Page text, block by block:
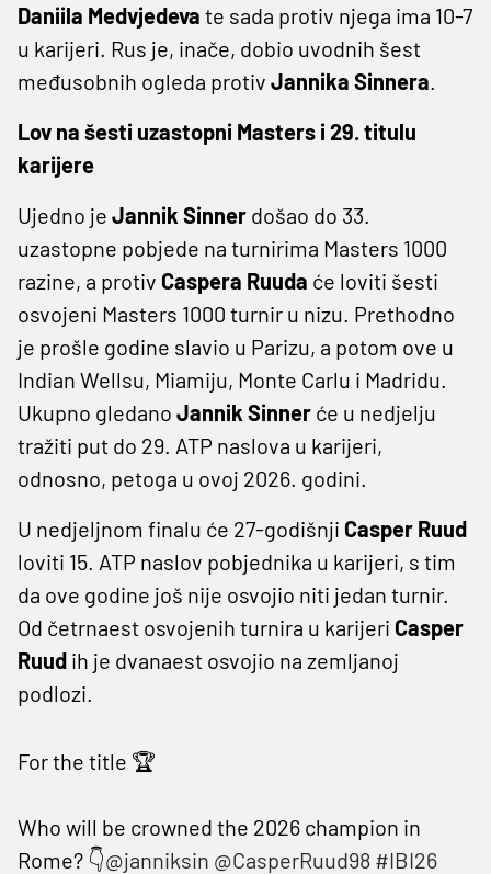
Daniila Medvjedeva te sada protiv njega ima 10-7
u karijeri. Rus je, inače, dobio uvodnih šest
međusobnih ogleda protiv Jannika Sinnera.
Lov na šesti uzastopni Masters i 29. titulu
karijere
Ujedno je Jannik Sinner došao do 33.
uzastopne pobjede na turnirima Masters 1000
razine, a protiv Caspera Ruuda će loviti šesti
osvojeni Masters 1000 turnir u nizu. Prethodno
je prošle godine slavio u Parizu, a potom ove u
Indian Wellsu, Miamiju, Monte Carlu i Madridu.
Ukupno gledano Jannik Sinner će u nedjelju
tražiti put do 29. ATP naslova u karijeri,
odnosno, petoga u ovoj 2026. godini.
U nedjeljnom finalu će 27-godišnji Casper Ruud
loviti 15. ATP naslov pobjednika u karijeri, s tim
da ove godine još nije osvojio niti jedan turnir.
Od četrnaest osvojenih turnira u karijeri Casper
Ruud ih je dvanaest osvojio na zemljanoj
podlozi.
For the title 🏆
Who will be crowned the 2026 champion in
Rome? 👇@janniksin @CasperRuud98 #IBI26